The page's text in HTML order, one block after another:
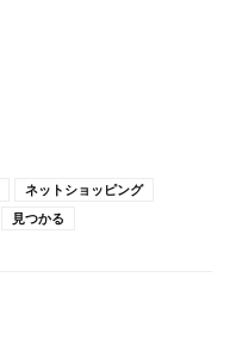
ネットショッピング
見つかる